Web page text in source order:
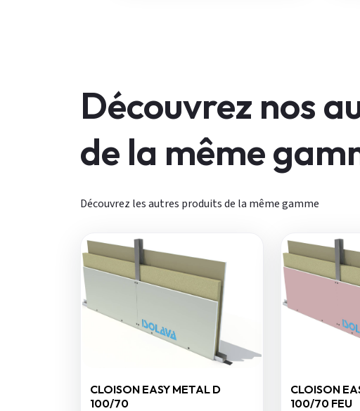
Découvrez nos
de la même
Découvrez les autres produits de la même gamme
CLOISON EASY METAL D
100/70
CLOISON
100/70 FEU